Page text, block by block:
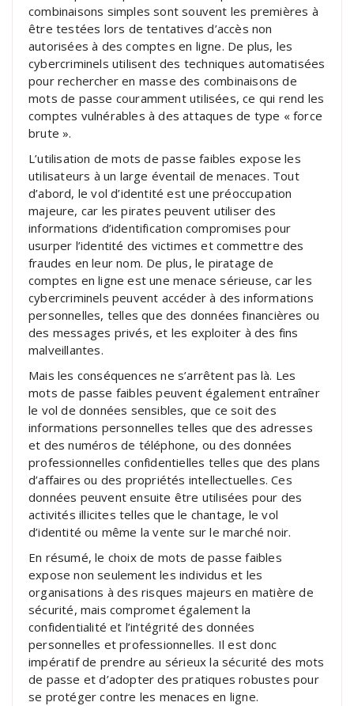
combinaisons simples sont souvent les premières à
être testées lors de tentatives d’accès non
autorisées à des comptes en ligne. De plus, les
cybercriminels utilisent des techniques automatisées
pour rechercher en masse des combinaisons de
mots de passe couramment utilisées, ce qui rend les
comptes vulnérables à des attaques de type « force
brute ».
L’utilisation de mots de passe faibles expose les
utilisateurs à un large éventail de menaces. Tout
d’abord, le vol d’identité est une préoccupation
majeure, car les pirates peuvent utiliser des
informations d’identification compromises pour
usurper l’identité des victimes et commettre des
fraudes en leur nom. De plus, le piratage de
comptes en ligne est une menace sérieuse, car les
cybercriminels peuvent accéder à des informations
personnelles, telles que des données financières ou
des messages privés, et les exploiter à des fins
malveillantes.
Mais les conséquences ne s’arrêtent pas là. Les
mots de passe faibles peuvent également entraîner
le vol de données sensibles, que ce soit des
informations personnelles telles que des adresses
et des numéros de téléphone, ou des données
professionnelles confidentielles telles que des plans
d’affaires ou des propriétés intellectuelles. Ces
données peuvent ensuite être utilisées pour des
activités illicites telles que le chantage, le vol
d’identité ou même la vente sur le marché noir.
En résumé, le choix de mots de passe faibles
expose non seulement les individus et les
organisations à des risques majeurs en matière de
sécurité, mais compromet également la
confidentialité et l’intégrité des données
personnelles et professionnelles. Il est donc
impératif de prendre au sérieux la sécurité des mots
de passe et d’adopter des pratiques robustes pour
se protéger contre les menaces en ligne.